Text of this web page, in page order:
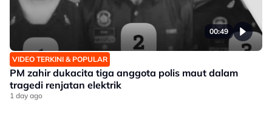
00:49
VIDEO TERKINI & POPULAR
PM zahir dukacita tiga anggota polis maut dalam
tragedi renjatan elektrik
1 day ago